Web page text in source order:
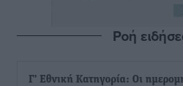
Ροή
Γ’ Εθνική Κατηγορία: Οι